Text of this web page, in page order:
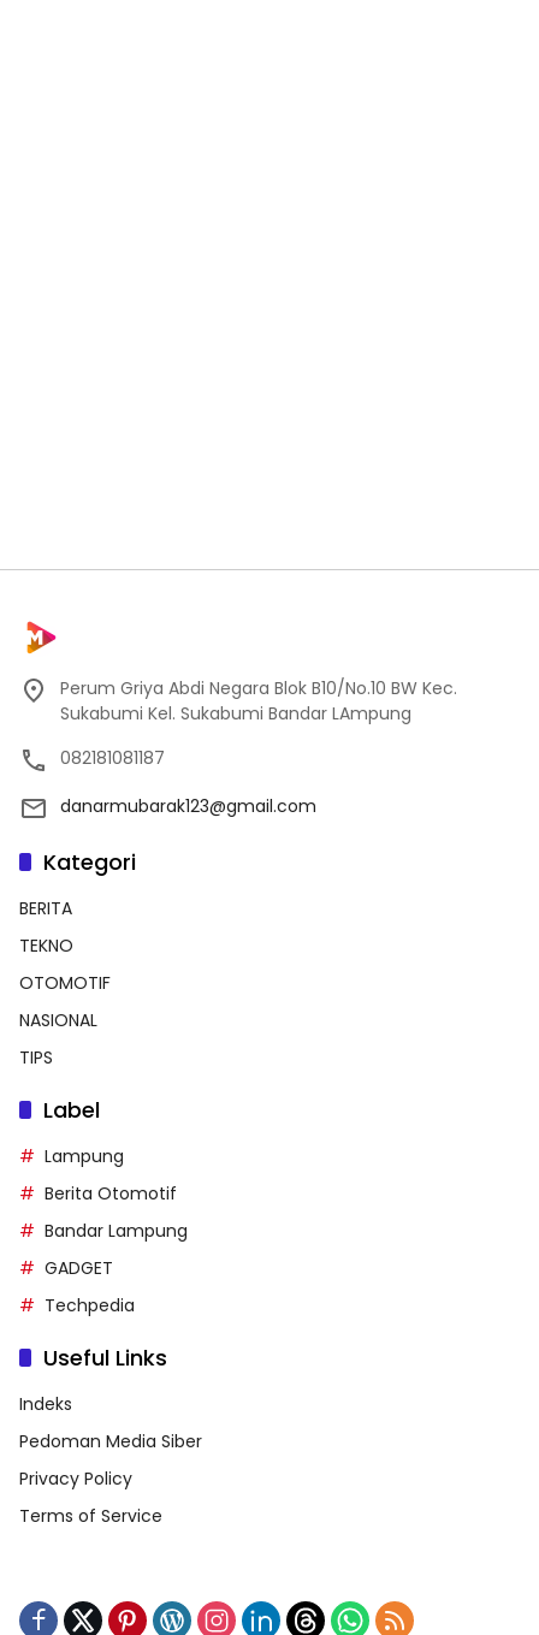
Perum Griya Abdi Negara Blok B10/No.10 BW Kec.
Sukabumi Kel. Sukabumi Bandar LAmpung
082181081187
danarmubarak123@gmail.com
Kategori
BERITA
TEKNO
OTOMOTIF
NASIONAL
TIPS
Label
Lampung
Berita Otomotif
Bandar Lampung
GADGET
Techpedia
Useful Links
Indeks
Pedoman Media Siber
Privacy Policy
Terms of Service